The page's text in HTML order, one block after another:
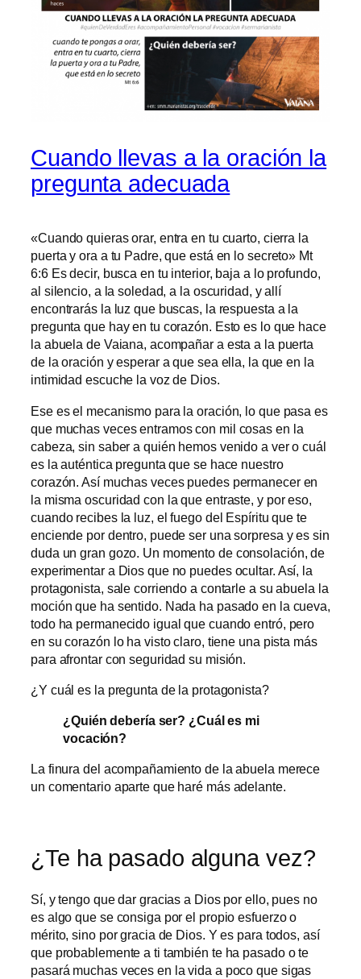
Cuando llevas a la oración la
pregunta adecuada
«Cuando quieras orar, entra en tu cuarto, cierra la
puerta y ora a tu Padre, que está en lo secreto» Mt
6:6 Es decir, busca en tu interior, baja a lo profundo,
al silencio, a la soledad, a la oscuridad, y allí
encontrarás la luz que buscas, la respuesta a la
pregunta que hay en tu corazón. Esto es lo que hace
la abuela de Vaiana, acompañar a esta a la puerta
de la oración y esperar a que sea ella, la que en la
intimidad escuche la voz de Dios.
Ese es el mecanismo para la oración, lo que pasa es
que muchas veces entramos con mil cosas en la
cabeza, sin saber a quién hemos venido a ver o cuál
es la auténtica pregunta que se hace nuestro
corazón. Así muchas veces puedes permanecer en
la misma oscuridad con la que entraste, y por eso,
cuando recibes la luz, el fuego del Espíritu que te
enciende por dentro, puede ser una sorpresa y es sin
duda un gran gozo. Un momento de consolación, de
experimentar a Dios que no puedes ocultar. Así, la
protagonista, sale corriendo a contarle a su abuela la
moción que ha sentido. Nada ha pasado en la cueva,
todo ha permanecido igual que cuando entró, pero
en su corazón lo ha visto claro, tiene una pista más
para afrontar con seguridad su misión.
¿Y cuál es la pregunta de la protagonista?
¿Quién debería ser? ¿Cuál es mi
vocación?
La finura del acompañamiento de la abuela merece
un comentario aparte que haré más adelante.
¿Te ha pasado alguna vez?
Sí, y tengo que dar gracias a Dios por ello, pues no
es algo que se consiga por el propio esfuerzo o
mérito, sino por gracia de Dios. Y es para todos, así
que probablemente a ti también te ha pasado o te
pasará muchas veces en la vida a poco que sigas